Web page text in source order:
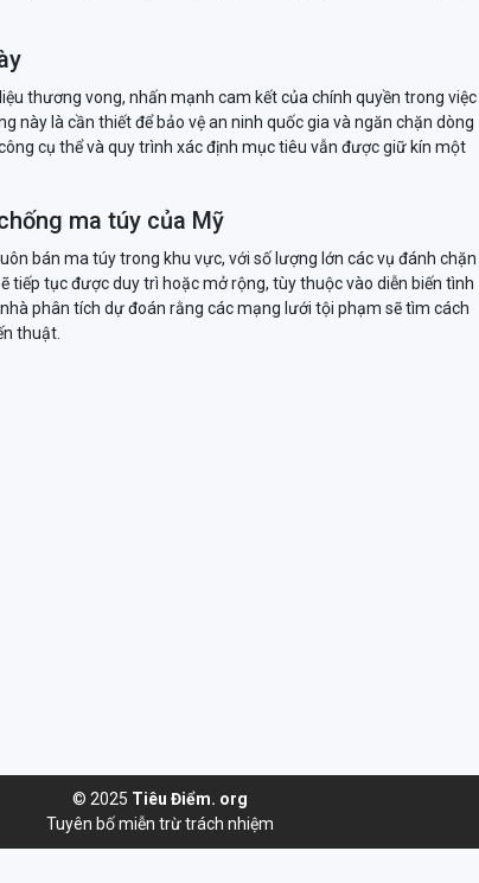
thương vong, nhấn mạnh cam kết của chính quyền trong việc
này là cần thiết để bảo vệ an ninh quốc gia và ngăn chặn dòng
cụ thể và quy trình xác định mục tiêu vẫn được giữ kín một
ma túy của Mỹ
bán ma túy trong khu vực, với số lượng lớn các vụ đánh chặn
tiếp tục được duy trì hoặc mở rộng, tùy thuộc vào diễn biến tình
phân tích dự đoán rằng các mạng lưới tội phạm sẽ tìm cách
thuật.
© 2025 Tiêu Điểm. org
Tuyên bố miễn trừ trách nhiệm